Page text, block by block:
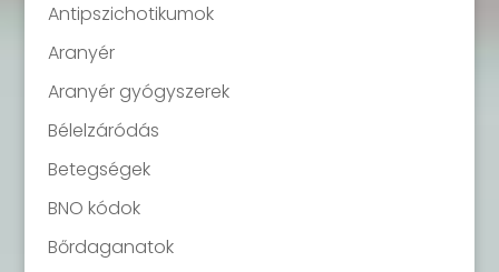
Antipszichotikumok
Aranyér
Aranyér gyógyszerek
Bélelzáródás
Betegségek
BNO kódok
Bőrdaganatok